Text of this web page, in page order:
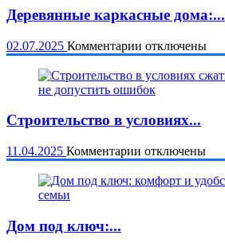
Деревянные каркасные дома:...
02.07.2025 Комментарии к
записи
Деревянные
каркасные
преимущества,
особенности
технология
строительства
отключены
Строительство в условиях...
11.04.2025 Комментарии к
записи
Строительство
отключены
Дом под ключ:...